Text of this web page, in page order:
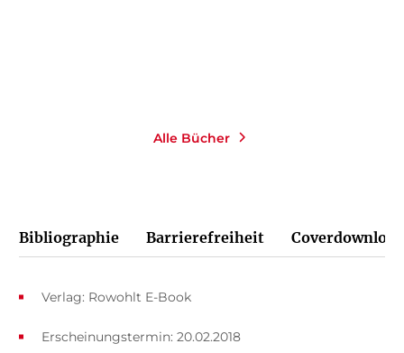
Alle Bücher
Bibliographie Barrierefreiheit Coverdownload
Verlag: Rowohlt E-Book
Erscheinungstermin: 20.02.2018